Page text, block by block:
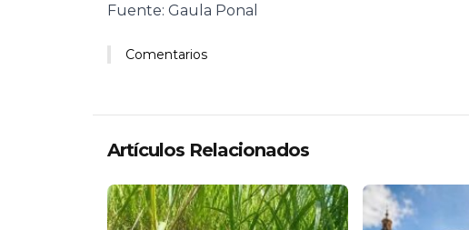
Fuente: Gaula Ponal
Comentarios
Artículos Relacionados